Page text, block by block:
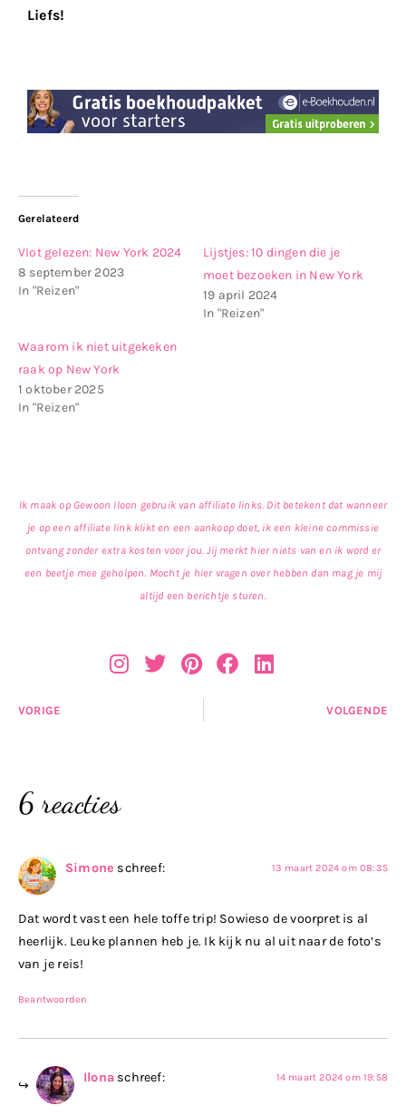
Liefs!
Gerelateerd
Vlot gelezen: New York 2024
8 september 2023
In "Reizen"
Lijstjes: 10 dingen die je
moet bezoeken in New York
19 april 2024
In "Reizen"
Waarom ik niet uitgekeken
raak op New York
1 oktober 2025
In "Reizen"
Ik maak op Gewoon Iloon gebruik van affiliate links. Dit betekent dat wanneer
je op een affiliate link klikt en een aankoop doet, ik een kleine commissie
ontvang zonder extra kosten voor jou. Jij merkt hier niets van en ik word er
een beetje mee geholpen. Mocht je hier vragen over hebben dan mag je mij
altijd een berichtje sturen.
VORIGE VOLGENDE
6 reacties
Simone schreef: 13 maart 2024 om 08:35
Dat wordt vast een hele toffe trip! Sowieso de voorpret is al
heerlijk. Leuke plannen heb je. Ik kijk nu al uit naar de foto’s
van je reis!
Beantwoorden
Ilona schreef: 14 maart 2024 om 19:58